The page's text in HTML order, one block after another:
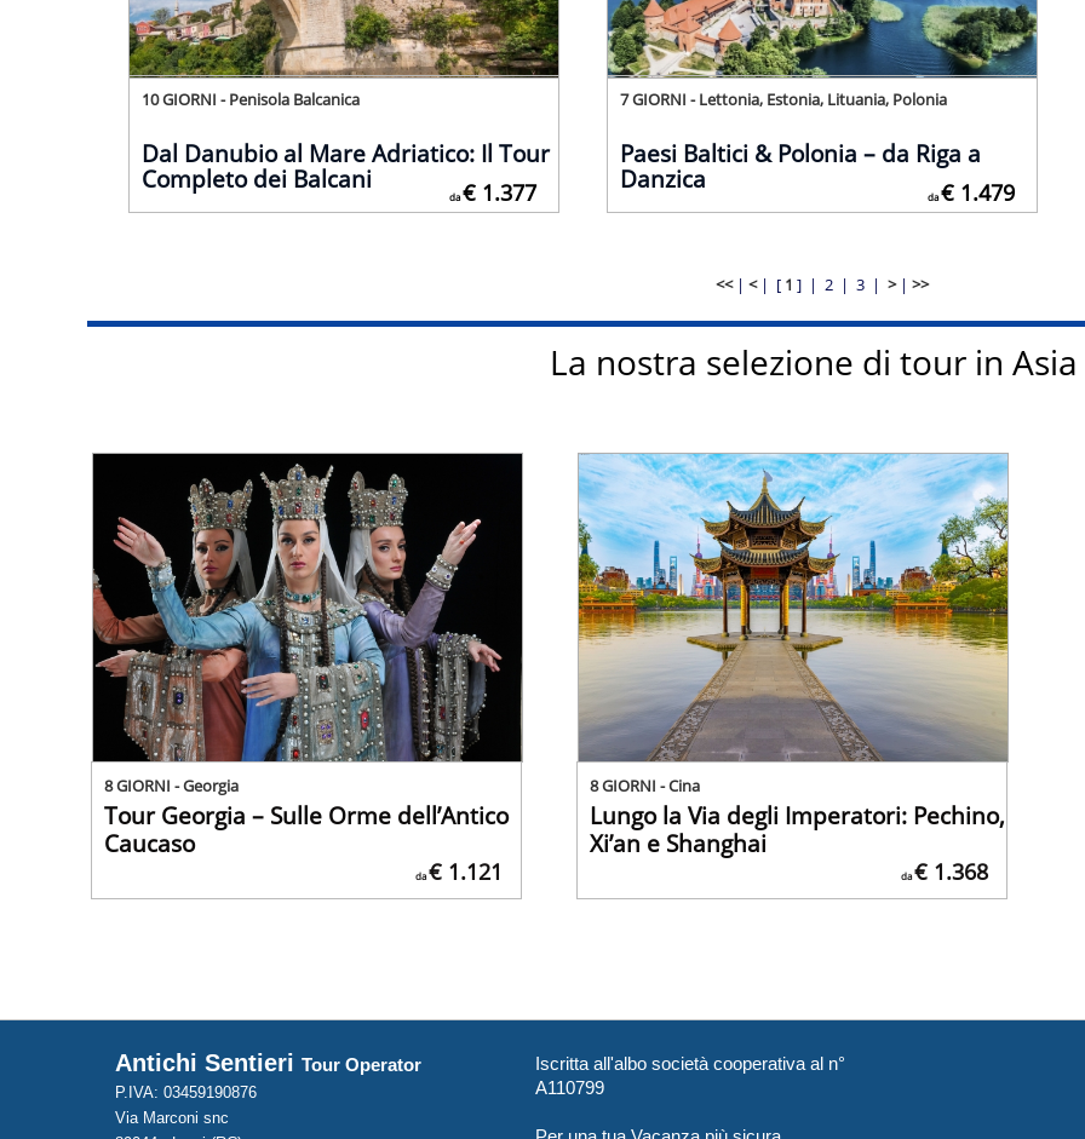
La nostra selezione di tour in Asia
Tour Georgia – Sulle Orme dell’Antico
Caucaso
8 GIORNI - Georgia
da€ 1.121
Lungo la Via degli Imperatori: Pechino,
Xi’an e Shanghai
8 GIORNI - Cina
da€ 1.368
Dal Danubio al Mare Adriatico: Il Tour
Completo dei Balcani
10 GIORNI - Penisola Balcanica
da€ 1.377
Paesi Baltici & Polonia – da Riga a
Danzica
7 GIORNI - Lettonia, Estonia, Lituania, Polonia
da€ 1.479
<<| < | [ 1 ] | 2 | 3 | > | >>
Antichi Sentieri Tour Operator
P.IVA: 03459190876
Via Marconi snc
Iscritta all'albo società cooperativa al n°
A110799